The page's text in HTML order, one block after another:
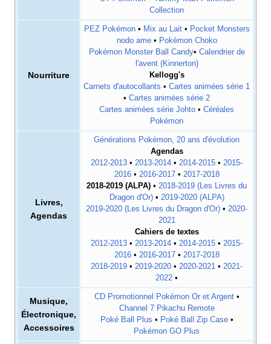
Collection
Nourriture
PEZ Pokémon• Mix au Lait• Pocket Monsters
nodo ame• Pokémon Choko
Pokémon Monster Ball Candy• Calendrier de
l'avent (Kinnerton)
Kellogg's
Carnets d'autocollants • Cartes animées série 1
• Cartes animées série 2
Cartes animées série Johto • Céréales
Pokémon
Livres,
Agendas
Générations Pokémon, 20 ans d'évolution
Agendas
2012-2013 • 2013-2014 • 2014-2015 • 2015-
2016• 2016-2017• 2017-2018
2018-2019 (ALPA) • 2018-2019 (Les Livres du
Dragon d'Or)• 2019-2020 (ALPA)
2019-2020 (Les Livres du Dragon d'Or) • 2020-
2021
Cahiers de textes
2012-2013 • 2013-2014 • 2014-2015 • 2015-
2016• 2016-2017• 2017-2018
2018-2019 • 2019-2020 • 2020-2021 • 2021-
2022 •
Musique,
Électronique,
Accessoires
CD Promotionnel Pokémon Or et Argent•
Channel 7 Pikachu Remote
Poké Ball Plus • Poké Ball Zip Case•
Pokémon GO Plus